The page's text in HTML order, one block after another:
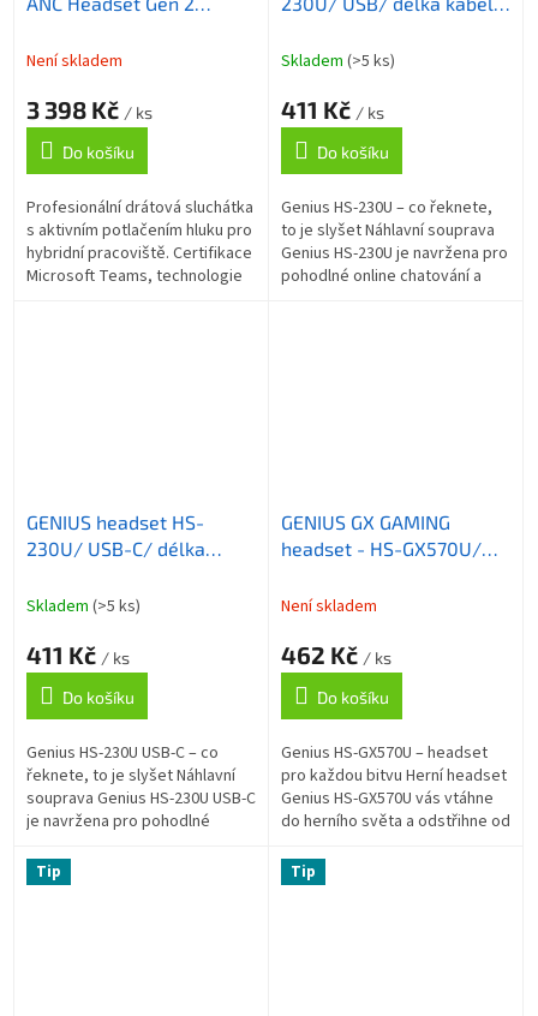
Není skladem
3 398 Kč / ks
Do košíku
Profesionální drátová sluchátka
s aktivním potlačením hluku pro
hybridní pracoviště. Certifikace
Microsoft Teams, technologie
Skladem (>5 ks)
411 Kč / ks
Do košíku
Genius HS-230U – co řeknete,
to je slyšet Náhlavní souprava
Genius HS-230U je navržena pro
pohodlné online chatování a
GENIUS headset HS-
230U/ USB-C/ délka
Skladem (>5 ks)
411 Kč / ks
Do košíku
Genius HS-230U USB-C – co
řeknete, to je slyšet Náhlavní
souprava Genius HS-230U USB-C
je navržena pro pohodlné
rodinou, přáteli, kolegy z...
GENIUS GX GAMING
headset - HS-GX570U/
hlasitosti
Není skladem
462 Kč / ks
Do košíku
Genius HS-GX570U – headset
pro každou bitvu Herní headset
Genius HS-GX570U vás vtáhne
do herního světa a odstřihne od
disponuje 50mm měniči...
Tip Tip